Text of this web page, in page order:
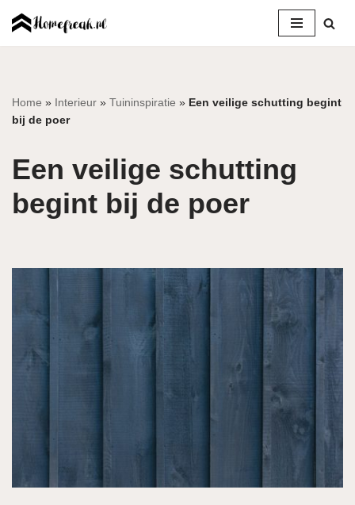
inhoud
Home » Interieur » Tuininspiratie » Een veilige schutting begint
bij de poer
Een veilige schutting
begint bij de poer